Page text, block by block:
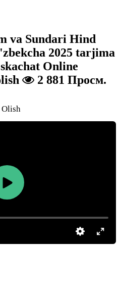
va Sundari Hind
2025 tarjima
Online
2 881 Просм.